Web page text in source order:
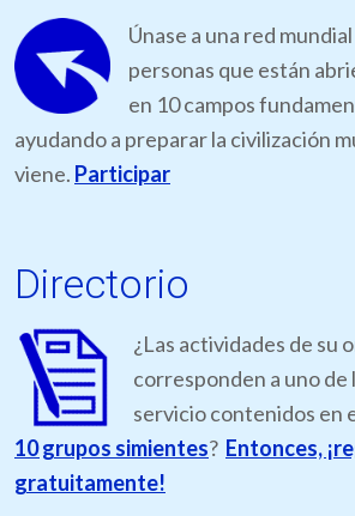
Únase a una red
personas que están
en 10 campos
ayudando a preparar la civilización
viene. Participar
Directorio
¿Las actividades de su
corresponden a uno de
servicio contenidos en
10 grupos simientes? Entonces,
gratuitamente!